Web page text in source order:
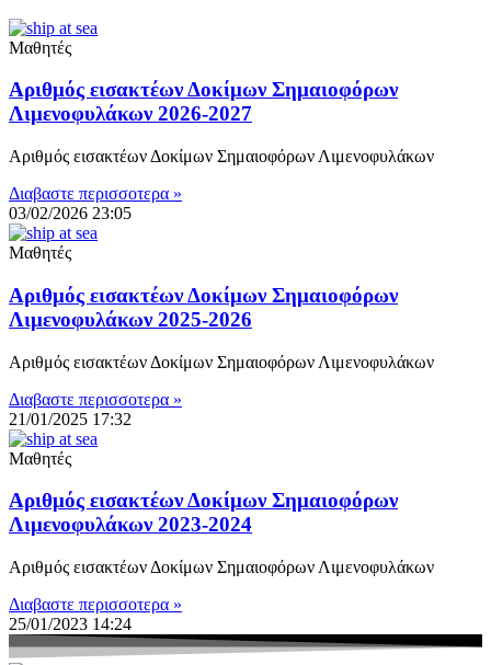
Μαθητές
Αριθμός εισακτέων Δοκίμων Σημαιοφόρων
Λιμενοφυλάκων 2026-2027
Αριθμός εισακτέων Δοκίμων Σημαιοφόρων Λιμενοφυλάκων
Διαβαστε περισσοτερα »
03/02/2026 23:05
Μαθητές
Αριθμός εισακτέων Δοκίμων Σημαιοφόρων
Λιμενοφυλάκων 2025-2026
Αριθμός εισακτέων Δοκίμων Σημαιοφόρων Λιμενοφυλάκων
Διαβαστε περισσοτερα »
21/01/2025 17:32
Μαθητές
Αριθμός εισακτέων Δοκίμων Σημαιοφόρων
Λιμενοφυλάκων 2023-2024
Αριθμός εισακτέων Δοκίμων Σημαιοφόρων Λιμενοφυλάκων
Διαβαστε περισσοτερα »
25/01/2023 14:24